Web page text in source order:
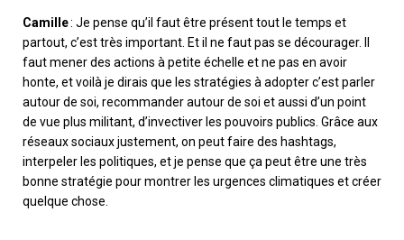
Camille: Je pense qu’il faut être présent tout le temps et
partout, c’est très important. Etil ne faut pas se décourager.
faut mener des actions à petite échelle et ne pas en avoir
honte, et voilà je dirais que les stratégies à adopter c’est parler
autour de soi, recommander autour de soi et aussi d’un point
de vue plus militant, d’invectiver les pouvoirs publics. Grâce aux
réseaux sociaux justement, on peut faire des hashtags,
interpeler les politiques, et je pense que ça peut être une très
bonne stratégie pour montrer les urgences climatiques et créer
quelque chose.